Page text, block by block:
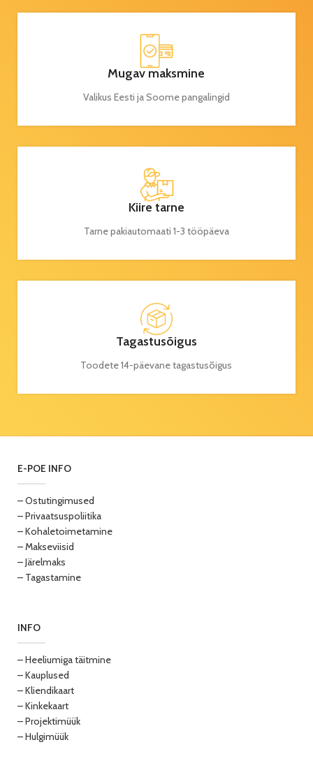
Mugav maksmine
Valikus Eesti ja Soome pangalingid
Kiire tarne
Tarne pakiautomaati 1-3 tööpäeva
Tagastusõigus
Toodete 14-päevane tagastusõigus
E-POE INFO
– Ostutingimused
– Privaatsuspoliitika
– Kohaletoimetamine
– Makseviisid
– Järelmaks
– Tagastamine
INFO
– Heeliumiga täitmine
– Kauplused
– Kliendikaart
– Kinkekaart
– Projektimüük
– Hulgimüük